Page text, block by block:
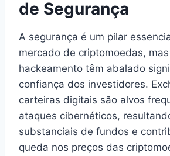
de Segurança
A segurança é um pilar
mercado de criptomoedas,
hackeamento têm abalado
confiança dos investidores.
carteiras digitais são alvos
ataques cibernéticos,
substanciais de fundos e
queda nos preços das